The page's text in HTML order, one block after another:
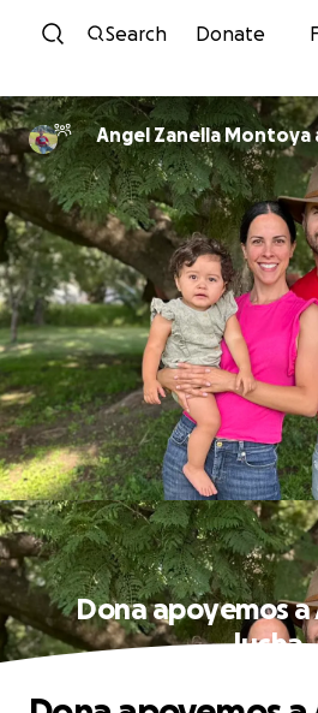
Skip to
Search Donate
Angel Zanella
Dona apoyemos a
lucha